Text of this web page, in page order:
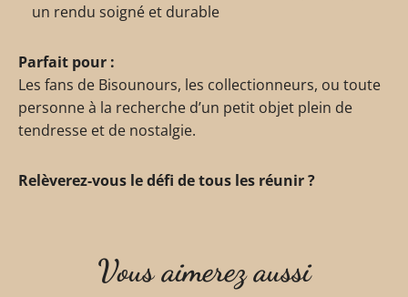
un rendu soigné et durable
Parfait pour :
Les fans de Bisounours, les collectionneurs, ou toute
personne à la recherche d’un petit objet plein de
tendresse et de nostalgie.
Relèverez-vous le défi de tous les réunir ?
Vous aimerez aussi